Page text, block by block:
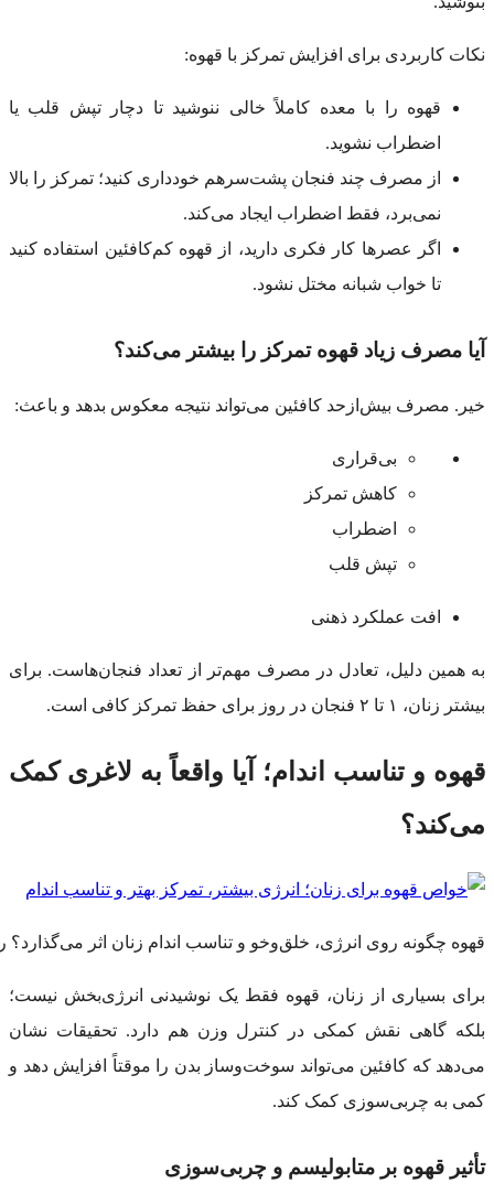
نکات کاربردی برای افزایش تمرکز با قهوه:
قهوه را با معده کاملاً خالی ننوشید تا دچار تپش قلب یا
اضطراب نشوید.
از مصرف چند فنجان پشت‌سرهم خودداری کنید؛ تمرکز را بالا
نمی‌برد، فقط اضطراب ایجاد می‌کند.
اگر عصرها کار فکری دارید، از قهوه کم‌کافئین استفاده کنید
تا خواب شبانه مختل نشود.
آیا مصرف زیاد قهوه تمرکز را بیشتر می‌کند؟
خیر. مصرف بیش‌ازحد کافئین می‌تواند نتیجه معکوس بدهد و باعث:
بی‌قراری
کاهش تمرکز
اضطراب
تپش قلب
افت عملکرد ذهنی
به همین دلیل، تعادل در مصرف مهم‌تر از تعداد فنجان‌هاست. برای
بیشتر زنان، ۱ تا ۲ فنجان در روز برای حفظ تمرکز کافی است.
قهوه و تناسب اندام؛ آیا واقعاً به لاغری کمک
می‌کند؟
قهوه چگونه روی انرژی، خلق‌وخو و تناسب اندام زنان اثر
برای بسیاری از زنان، قهوه فقط یک نوشیدنی انرژی‌بخش نیست؛
بلکه گاهی نقش کمکی در کنترل وزن هم دارد. تحقیقات نشان
می‌دهد که کافئین می‌تواند سوخت‌وساز بدن را موقتاً افزایش دهد و
کمی به چربی‌سوزی کمک کند.
تأثیر قهوه بر متابولیسم و چربی‌سوزی